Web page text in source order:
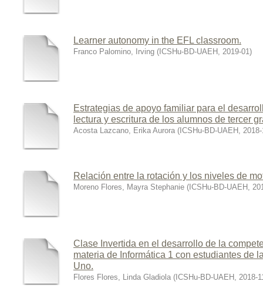
Learner autonomy in the EFL classroom.
Franco Palomino, Irving ( ICSHu-BD-UAEH , 2019-01)
Estrategias de apoyo familiar para el
lectura y escritura de los alumnos de tercer
Acosta Lazcano, Erika Aurora ( ICSHu-BD-UAEH , 2018-
Relación entre la rotación y los niveles de
Moreno Flores, Mayra Stephanie ( ICSHu-BD-UAEH ,
Clase Invertida en el desarrollo de la
materia de Informática 1 con estudiantes de
Uno.
Flores Flores, Linda Gladiola ( ICSHu-BD-UAEH , 2018-